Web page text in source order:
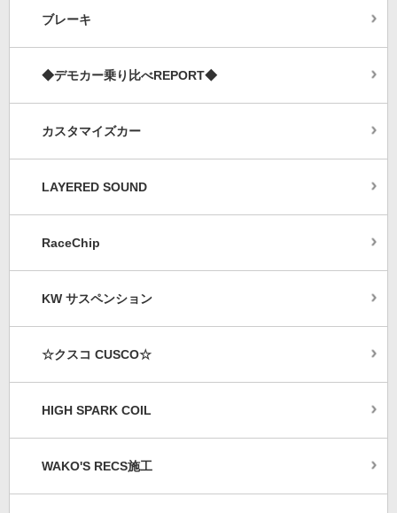
ブレーキ
◆デモカー乗り比べREPORT◆
カスタマイズカー
LAYERED SOUND
RaceChip
KW サスペンション
☆クスコ CUSCO☆
HIGH SPARK COIL
WAKO'S RECS施工